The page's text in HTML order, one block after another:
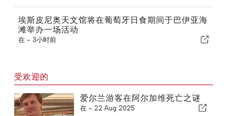
埃斯皮尼奥天文馆将在葡萄牙日食期间于巴伊亚海
滩举办一场活动
在 - 3小时前
受欢迎的
爱尔兰游客在阿尔加维死亡之谜
在 - 22 Aug 2025